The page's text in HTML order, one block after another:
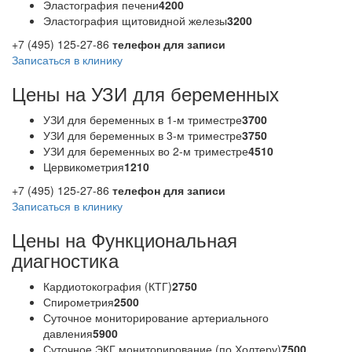
Эластография печени4200
Эластография щитовидной железы3200
+7 (495) 125-27-86 телефон для записи
Записаться в клинику
Цены на УЗИ для беременных
УЗИ для беременных в 1-м триместре3700
УЗИ для беременных в 3-м триместре3750
УЗИ для беременных во 2-м триместре4510
Цервикометрия1210
+7 (495) 125-27-86 телефон для записи
Записаться в клинику
Цены на Функциональная
диагностика
Кардиотокография (КТГ)2750
Спирометрия2500
Суточное мониторирование артериального
давления5900